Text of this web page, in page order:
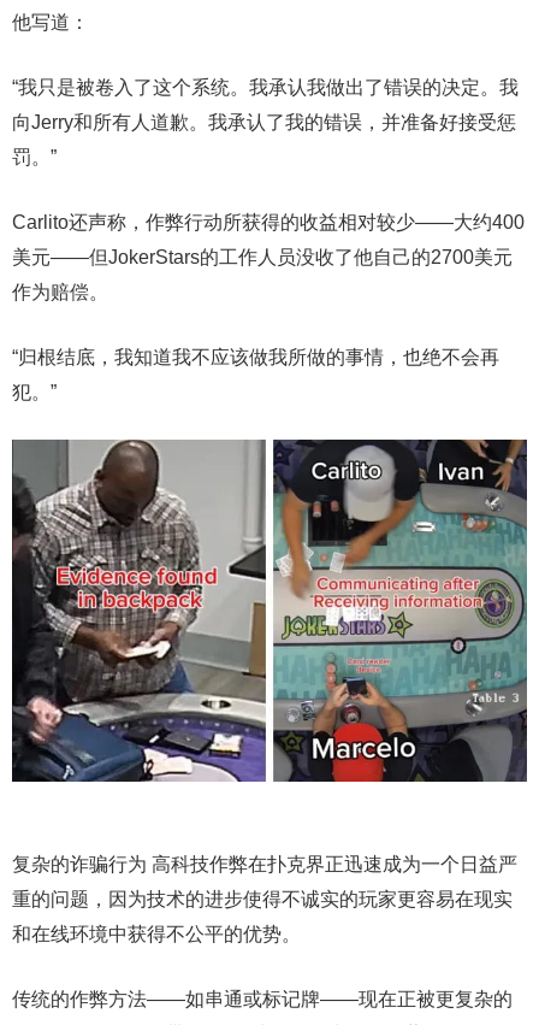
他写道：
“我只是被卷入了这个系统。我承认我做出了错误的决定。我
向Jerry和所有人道歉。我承认了我的错误，并准备好接受惩
罚。”
Carlito还声称，作弊行动所获得的收益相对较少——大约400
美元——但JokerStars的工作人员没收了他自己的2700美元
作为赔偿。
“归根结底，我知道我不应该做我所做的事情，也绝不会再
犯。”
复杂的诈骗行为 高科技作弊在扑克界正迅速成为一个日益严
重的问题，因为技术的进步使得不诚实的玩家更容易在现实
和在线环境中获得不公平的优势。
传统的作弊方法——如串通或标记牌——现在正被更复杂的